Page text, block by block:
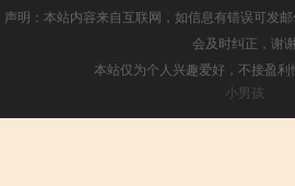
声明：本站内容来自互联网，如信息有错误可发
会及时纠正，谢谢
本站仅为个人兴趣爱好，不接盈
小男孩